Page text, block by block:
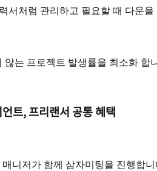
서처럼 관리하고 필요할 때 다운
는 프로젝트 발생률을 최소화 합
트, 프리랜서 공통 혜택
니저가 함께 삼자미팅을 진행합니